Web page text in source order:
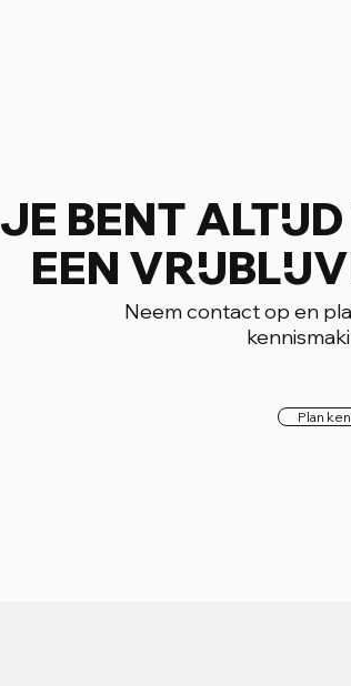
JE BENT
EEN
Neem contact op en
Plan